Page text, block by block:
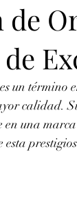
un término
calidad.
una